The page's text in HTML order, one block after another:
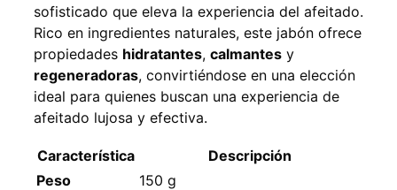
sofisticado que eleva la experiencia del afeitado.
Rico en ingredientes naturales, este jabón ofrece
propiedades hidratantes, calmantes y
regeneradoras, convirtiéndose en una elección
ideal para quienes buscan una experiencia de
afeitado lujosa y efectiva.
Característica
Descripción
Peso
150 g